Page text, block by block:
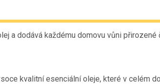
a dodává každému domovu vůni
kvalitní esenciální oleje, které v celém